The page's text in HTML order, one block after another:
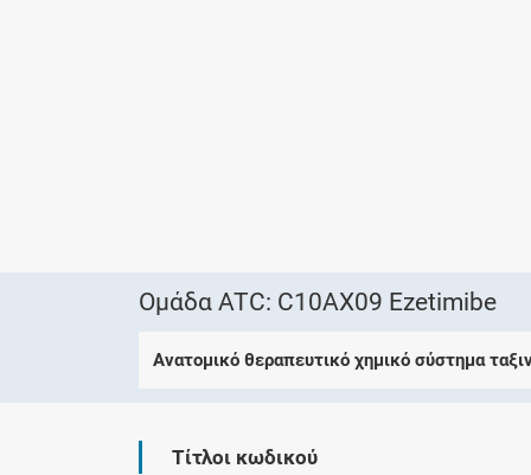
Ομάδα ATC: C10AX09 Ezetimibe
Ανατομικό θεραπευτικό χημικό σύστημα
Τίτλοι κωδικού